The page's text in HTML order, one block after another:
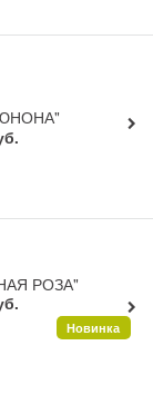
РОЗА"
Новинка